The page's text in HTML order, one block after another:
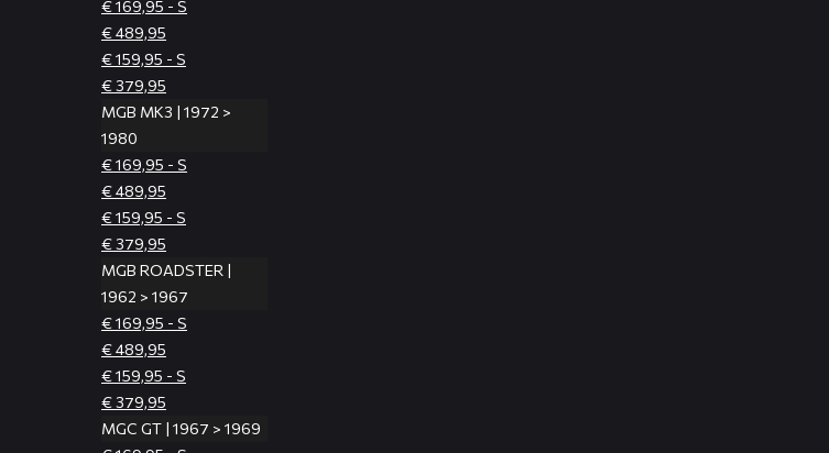
€ 169,95 - S
€ 489,95
€ 159,95 - S
€ 379,95
MGB MK3 | 1972 >
1980
€ 169,95 - S
€ 489,95
€ 159,95 - S
€ 379,95
MGB ROADSTER |
1962 > 1967
€ 169,95 - S
€ 489,95
€ 159,95 - S
€ 379,95
MGC GT | 1967 > 1969